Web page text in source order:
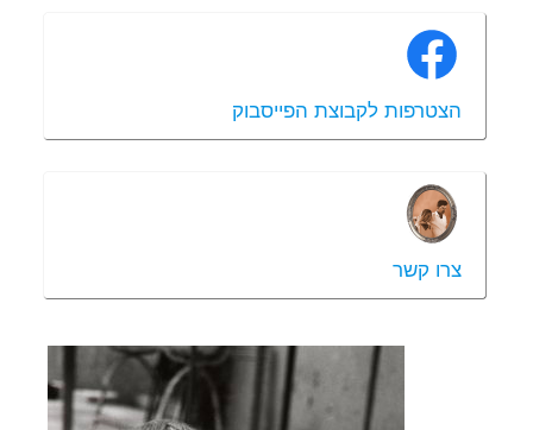
הצטרפות לקבוצת הפייסבוק
צרו קשר